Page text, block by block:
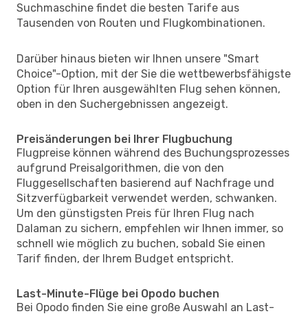
Suchmaschine findet die besten Tarife aus
Tausenden von Routen und Flugkombinationen.
Darüber hinaus bieten wir Ihnen unsere "Smart
Choice"-Option, mit der Sie die wettbewerbsfähigste
Option für Ihren ausgewählten Flug sehen können,
oben in den Suchergebnissen angezeigt.
Preisänderungen bei Ihrer Flugbuchung
Flugpreise können während des Buchungsprozesses
aufgrund Preisalgorithmen, die von den
Fluggesellschaften basierend auf Nachfrage und
Sitzverfügbarkeit verwendet werden, schwanken.
Um den günstigsten Preis für Ihren Flug nach
Dalaman zu sichern, empfehlen wir Ihnen immer, so
schnell wie möglich zu buchen, sobald Sie einen
Tarif finden, der Ihrem Budget entspricht.
Last-Minute-Flüge bei Opodo buchen
Bei Opodo finden Sie eine große Auswahl an Last-